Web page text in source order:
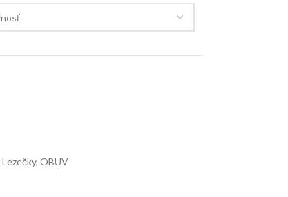
Lezečky, OBUV